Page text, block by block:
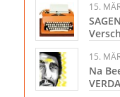
15.
15.
Na